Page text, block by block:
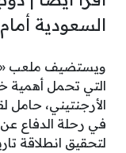
السعودية
ويستضيف ملعب
التي تحمل أهمية
في رحلة الدفاع
لتحقيق انطلاقة